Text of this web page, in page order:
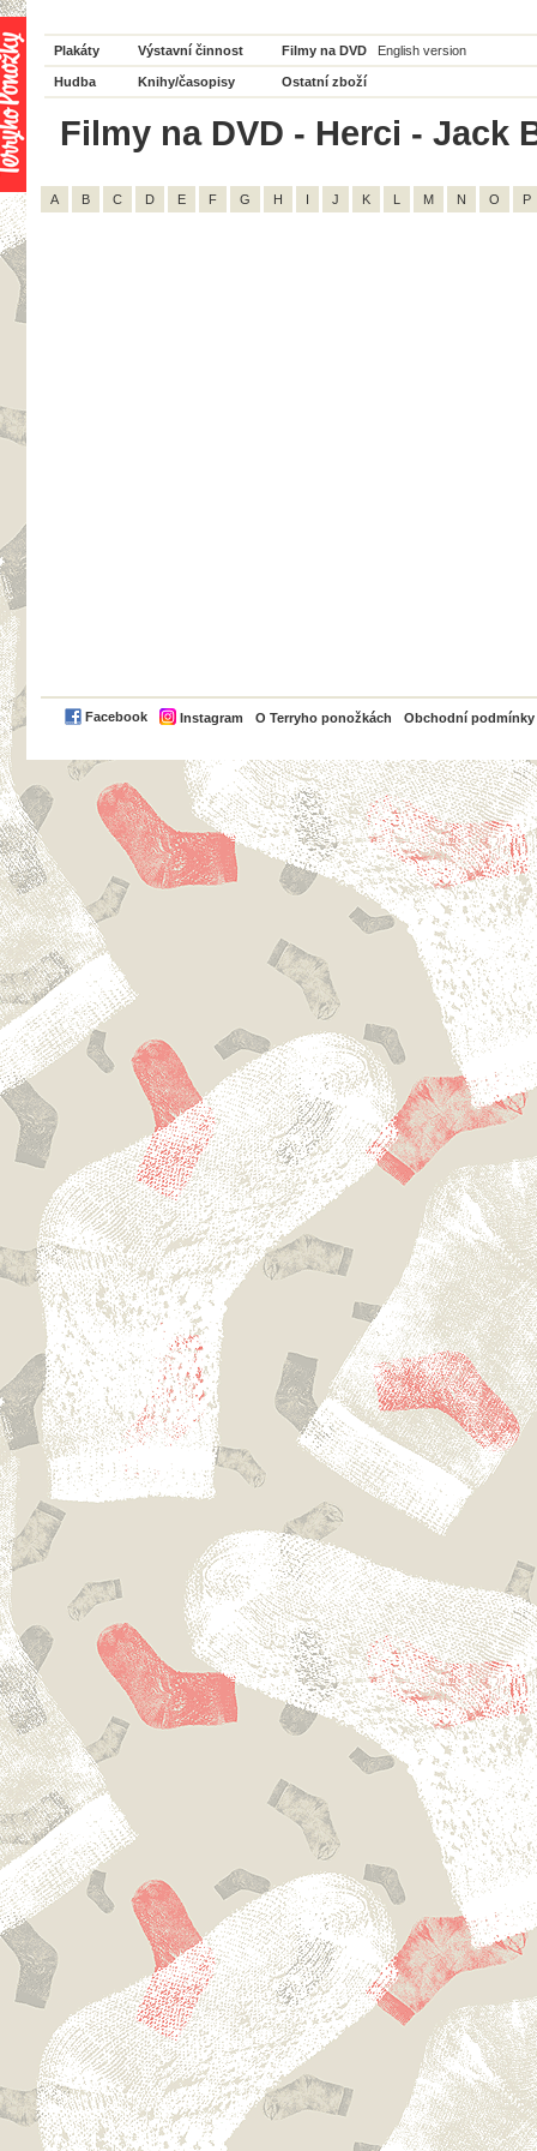
Plakáty Výstavní činnost Filmy na DVD English version
Hudba Knihy/časopisy Ostatní zboží
Filmy na DVD - Herci - Jack
A B C D E F G H I J K L M N O P
Facebook Instagram O Terryho ponožkách Obchodní podmínky
PayPal